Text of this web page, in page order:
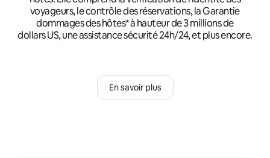
voyageurs, le contrôle des réservations, la Garantie
dommages des hôtes* à hauteur de 3 millions de
dollars US, une assistance sécurité 24h/24, et plus encore.
En savoir plus